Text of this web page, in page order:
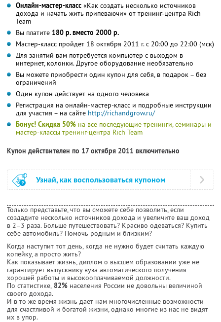
Онлайн-мастер-класс «Как создать несколько источников
дохода и начать жить припеваючи» от тренинг-центра Rich
Team
Вы платите 180 р. вместо 2000 р.
Мастер-класс пройдет 18 октября 2011 г. с 20:00 до 22:00 (мск)
Для занятий вам потребуется компьютер с выходом в
интернет, колонки. Другое оборудование необязательно
Вы можете приобрести один купон для себя, в подарок – без
ограничений
Один купон действует на одного человека
Регистрация на онлайн-мастер-класс и подробные инструкции
для участия – на сайте http://richandgrow.ru/
Бонус! Скидка 50% на все последующие тренинги, семинары и
мастер-классы тренинг-центра Rich Team
Купон действителен по 17 октября 2011 включительно
Узнай, как воспользоваться купоном
Только представьте, что вы сможете себе позволить, если
создадите несколько источников дохода и увеличите ваш доход
в 2–3 раза. Больше путешествовать? Красиво одеваться? Купить
себе автомобиль? Помочь родным и близким?
Когда наступит тот день, когда не нужно будет считать каждую
копейку, а просто жить?
Как показывает жизнь, диплом о высшем образовании уже не
гарантирует выпускнику вуза автоматического получения
хорошей работы и высокооплачиваемой должности.
По статистике, 82% населения России не довольны величиной
своего дохода.
И в то же время жизнь дает нам многочисленные возможности
для счастливой и богатой жизни, однако многие из нас не видят
их в упор.